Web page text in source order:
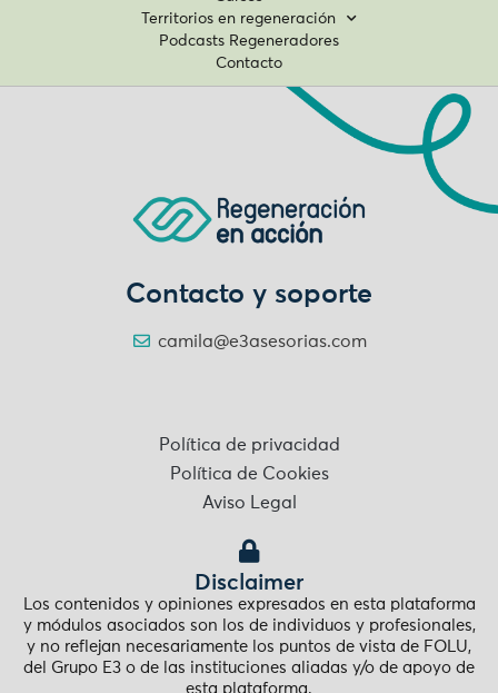
Territorios en regeneración
Podcasts Regeneradores
Contacto
Contacto y soporte
camila@e3asesorias.com
Política de privacidad
Política de Cookies
Aviso Legal
Disclaimer
Los contenidos y opiniones expresados en esta plataforma
y módulos asociados son los de individuos y profesionales,
y no reflejan necesariamente los puntos de vista de FOLU,
del Grupo E3 o de las instituciones aliadas y/o de apoyo de
esta plataforma.